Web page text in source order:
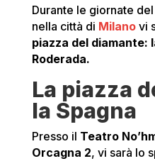
Durante le giornate
nella città di Milano vi
piazza del diamante:
Roderada.
La piazza
la Spagna
Presso il Teatro
Orcagna 2, vi sarà lo